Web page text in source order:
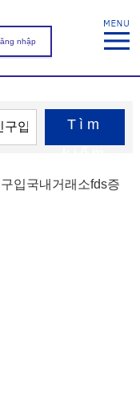
nhập
Tìm
입국내거래소fds증